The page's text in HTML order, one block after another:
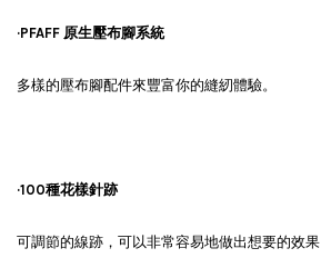
·PFAFF 原生壓布腳系統
多樣的壓布腳配件來豐富你的縫紉體驗。
·100種花樣針跡
可調節的線跡，可以非常容易地做出想要的效果